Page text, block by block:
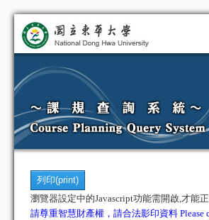
瀏覽器設定中的Javascript功能需開啟,才能
請尊重智慧財產權，請合法影印資料 Please